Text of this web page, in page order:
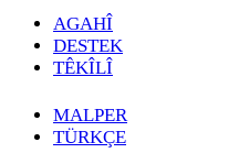
AGAHÎ
DESTEK
TÊKÎLÎ
MALPER
TÜRKÇE